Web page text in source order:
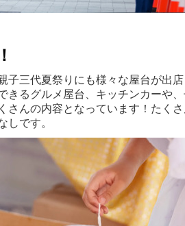
子三代夏祭りにも様々な屋台が出
きるグルメ屋台、キッチンカーや
さんの内容となっています！たく
しです。